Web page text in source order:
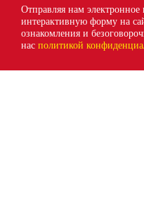
Отправляя нам
интерактивную форму на
ознакомления и
насполитикой